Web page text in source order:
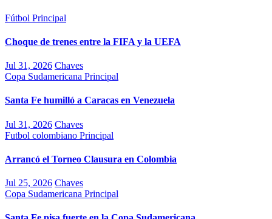
Fútbol Principal
Choque de trenes entre la FIFA y la UEFA
Jul 31, 2026 Chaves
Copa Sudamericana Principal
Santa Fe humilló a Caracas en Venezuela
Jul 31, 2026 Chaves
Futbol colombiano Principal
Arrancó el Torneo Clausura en Colombia
Jul 25, 2026 Chaves
Copa Sudamericana Principal